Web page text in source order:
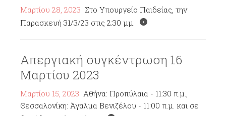
Μαρτίου 28, 2023 Στο Υπουργείο Παιδείας, την
Παρασκευή 31/3/23 στις 2:30 μμ.
Απεργιακή συγκέντρωση 16
Μαρτίου 2023
Μαρτίου 15, 2023 Αθήνα: Προπύλαια - 11:30 π.μ.,
Θεσσαλονίκη: Άγαλμα Βενιζέλου - 11:00 π.μ. και σε